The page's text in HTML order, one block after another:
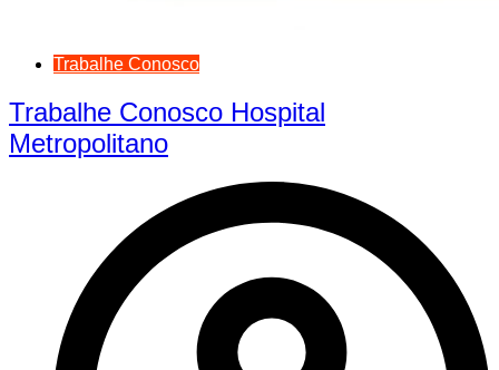
Trabalhe Conosco
Trabalhe Conosco Hospital
Metropolitano